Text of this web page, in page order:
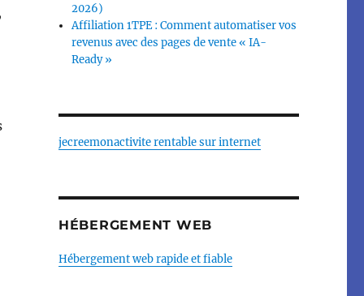
2026)
Affiliation 1TPE : Comment automatiser vos
revenus avec des pages de vente « IA-
Ready »
jecreemonactivite rentable sur internet
HÉBERGEMENT WEB
Hébergement web rapide et fiable